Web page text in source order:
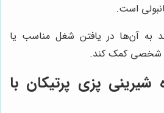
است.
به آن‌ها در یافتن شغل مناسب یا
شخصی کمک کند.
شیرینی پزی پرتیکان با